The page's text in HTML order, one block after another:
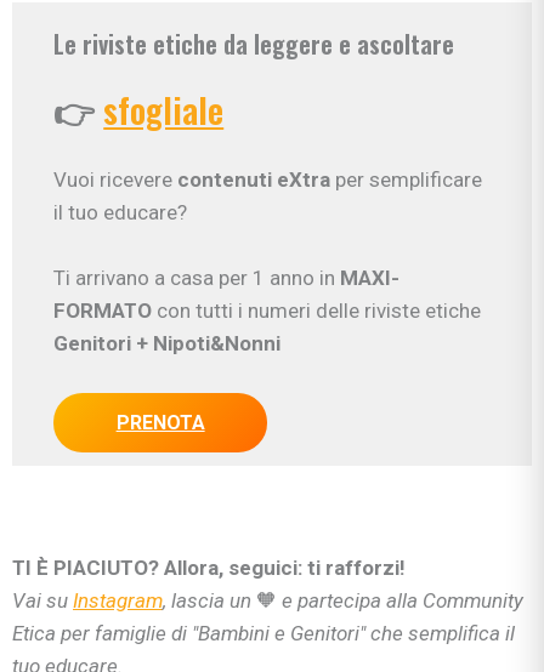
Le riviste etiche da leggere e ascoltare
👉sfogliale
Vuoi ricevere contenuti eXtra per semplificare
il tuo educare?
Ti arrivano a casa per 1 anno in MAXI-
FORMATO con tutti i numeri delle riviste etiche
Genitori + Nipoti&Nonni
PRENOTA
TI È PIACIUTO? Allora, seguici: ti rafforzi!
Vai su Instagram, lascia un 🧡 e partecipa alla Community
Etica per famiglie di "Bambini e Genitori" che semplifica il
tuo educare.